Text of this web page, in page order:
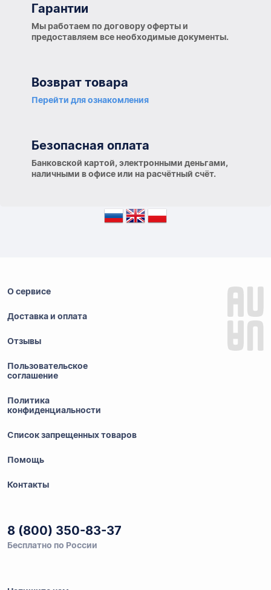
Гарантии
Мы работаем по договору оферты и
предоставляем все необходимые документы.
Возврат товара
Перейти для ознакомления
Безопасная оплата
Банковской картой, электронными деньгами,
наличными в офисе или на расчётный счёт.
О сервисе
Доставка и оплата
Отзывы
Пользовательское
соглашение
Политика
конфиденциальности
Список запрещенных товаров
Помощь
Контакты
8 (800) 350-83-37
Бесплатно по России